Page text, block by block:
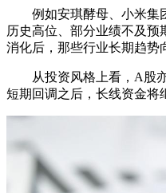
例如安琪酵母、小米集团
历史高位、部分业绩不及
消化后，那些行业长期趋势
从投资风格上看，A股亦
短期回调之后，长线资金将